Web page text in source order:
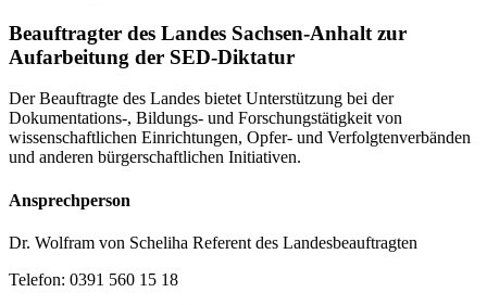
Beauftragter des Landes Sachsen-Anhalt zur
Aufarbeitung der SED-Diktatur
Der Beauftragte des Landes bietet Unterstützung bei der
Dokumentations-, Bildungs- und Forschungstätigkeit von
wissenschaftlichen Einrichtungen, Opfer- und Verfolgtenverbänden
und anderen bürgerschaftlichen Initiativen.
Ansprechperson
Dr. Wolfram von Scheliha Referent des Landesbeauftragten
Telefon: 0391 560 15 18